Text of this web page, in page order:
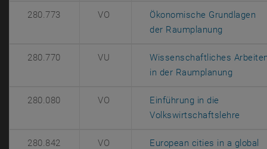
280.773 VO
Ökonomische Grundlagen
der Raumplanung
280.770 VU
Wissenschaftliches
in der Raumplanung
280.080 VO
Einführung in die
Volkswirtschaftslehre
280.842 VO
European cities in a global